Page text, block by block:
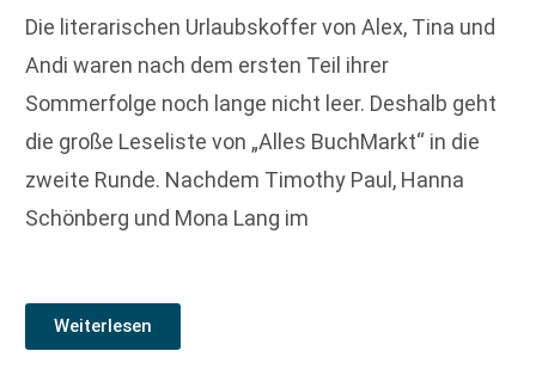
Die literarischen Urlaubskoffer von Alex, Tina und
Andi waren nach dem ersten Teil ihrer
Sommerfolge noch lange nicht leer. Deshalb geht
die große Leseliste von „Alles BuchMarkt“ in die
zweite Runde. Nachdem Timothy Paul, Hanna
Schönberg und Mona Lang im
Weiterlesen